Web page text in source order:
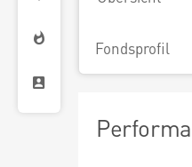
Fondsprofil